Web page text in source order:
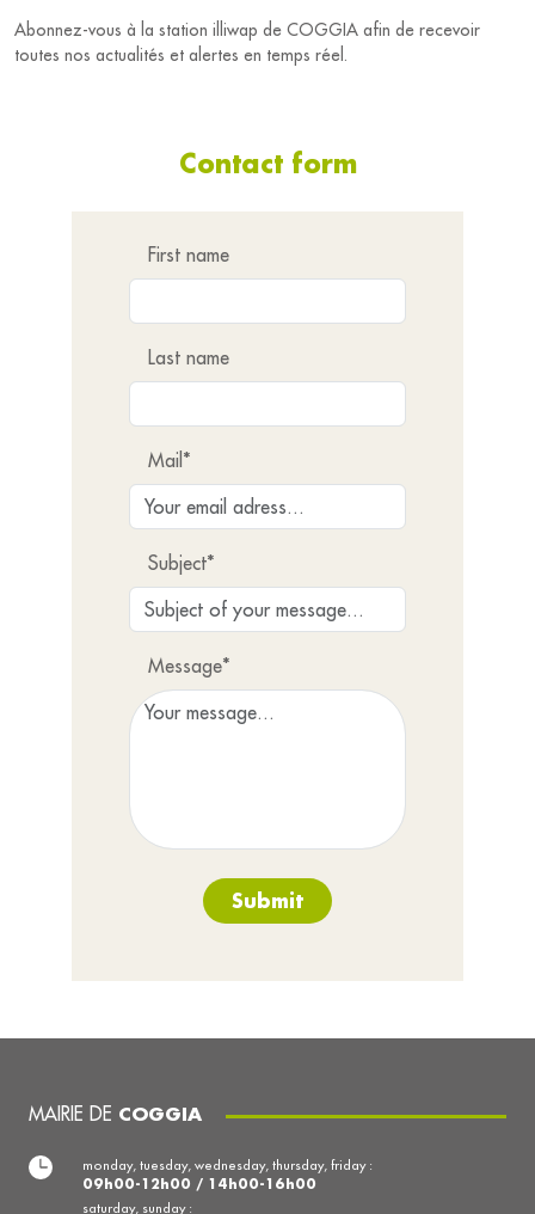
Abonnez-vous à la station illiwap de COGGIA afin de recevoir
toutes nos actualités et alertes en temps réel.
Contact form
First name
Last name
Mail*
Subject*
Message*
Submit
MAIRIE DE COGGIA
monday, tuesday, wednesday, thursday, friday :
09h00-12h00 / 14h00-16h00
saturday, sunday :